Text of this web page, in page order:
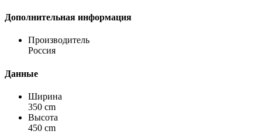
Дополнительная информация
Производитель
Россия
Данные
Ширина
350 cm
Высота
450 cm